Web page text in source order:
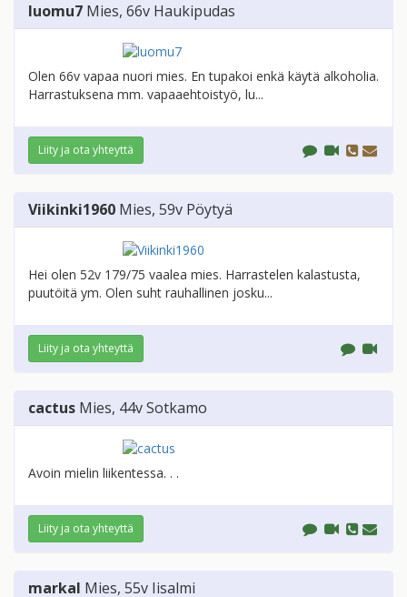
luomu7 Mies, 66v Haukipudas
Olen 66v vapaa nuori mies. En tupakoi enkä käytä alkoholia.
Harrastuksena mm. vapaaehtoistyö, lu...
Liity ja ota yhteyttä
Viikinki1960 Mies, 59v Pöytyä
Hei olen 52v 179/75 vaalea mies. Harrastelen kalastusta,
puutöitä ym. Olen suht rauhallinen josku...
Liity ja ota yhteyttä
cactus Mies, 44vSotkamo
Avoin mielin liikentessa. . .
Liity ja ota yhteyttä
markal Mies, 55v Iisalmi